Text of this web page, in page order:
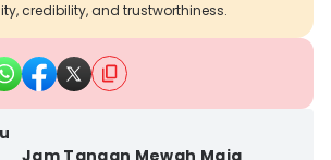
credibility, and trustworthiness.
Jam Tangan Mewah Maia